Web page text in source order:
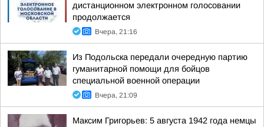
дистанционном электронном голосовании
продолжается
Вчера, 21:16
Из Подольска передали очередную партию
гуманитарной помощи для бойцов
специальной военной операции
Вчера, 21:09
Максим Григорьев: 5 августа 1942 года немцы